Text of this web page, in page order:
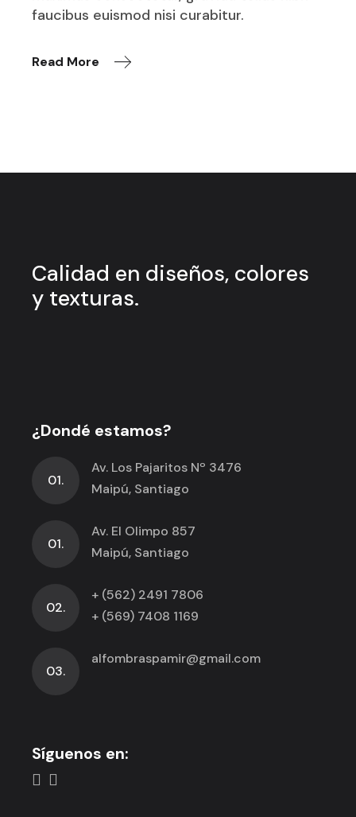
faucibus euismod nisi curabitur.
Read More
Calidad en diseños, colores
y texturas.
¿Dondé estamos?
01.
Av. Los Pajaritos Nº 3476
Maipú, Santiago
01.
Av. El Olimpo 857
Maipú, Santiago
02.
+ (562) 2491 7806
+ (569) 7408 1169
03.
alfombraspamir@gmail.com
Síguenos en: